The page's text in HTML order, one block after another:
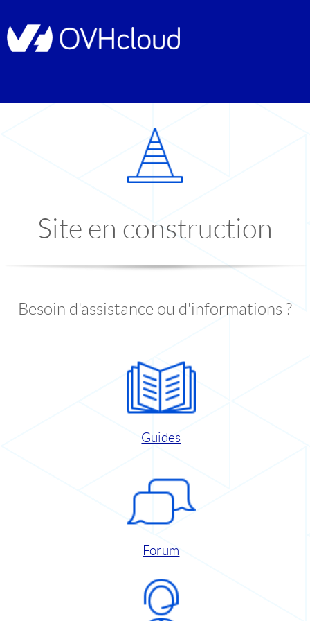
Site en construction
Besoin d'assistance ou d'informations ?
Guides
Forum